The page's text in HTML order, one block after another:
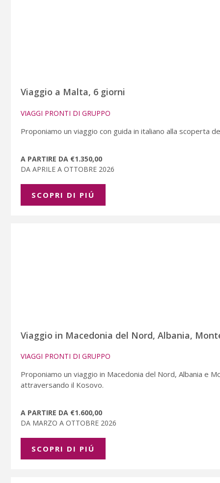
Viaggio a Malta, 6 giorni
VIAGGI PRONTI DI GRUPPO
Proponiamo un viaggio con guida in italiano alla scoperta
A PARTIRE DA €1.350,00
DA APRILE A OTTOBRE 2026
SCOPRI DI PIÚ
Viaggio in Macedonia del Nord, Albania,
VIAGGI PRONTI DI GRUPPO
Proponiamo un viaggio in Macedonia del Nord, Albania e
attraversando il Kosovo.
A PARTIRE DA €1.600,00
DA MARZO A OTTOBRE 2026
SCOPRI DI PIÚ